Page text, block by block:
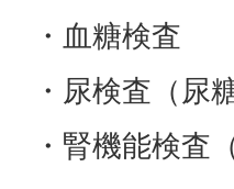
・血糖検査
・尿検査（尿
・腎機能検査